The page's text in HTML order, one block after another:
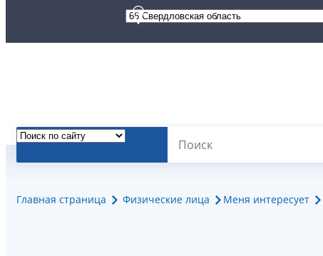
Главная страница Физические лица Меня интересует